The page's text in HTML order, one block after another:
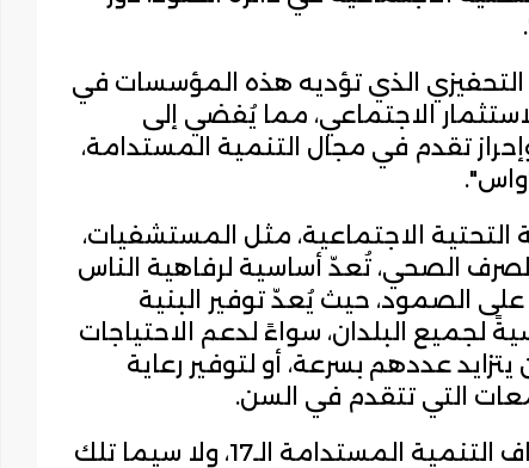
التحفيزي الذي تؤديه هذه المؤسسات في
الاجتماعي، مما يُفضي إلى
تقدم في مجال التنمية المستدامة،
التحتية الاجتماعية، مثل المستشفيات،
الصحي، تُعدّ أساسية لرفاهية الناس
الصمود، حيث يُعدّ توفير البنية
لجميع البلدان، سواءً لدعم الاحتياجات
عددهم بسرعة، أو لتوفير رعاية
التي تتقدم في السن.
ويعتمد تحقيق العديد من أهداف التنمية المستدامة الـ17، ولا سيما تلك